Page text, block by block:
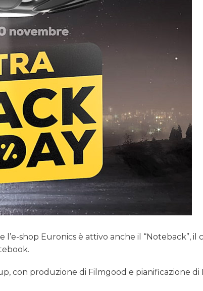
shop Euronics è attivo anche il “Noteback”, il
con produzione di Filmgood e pianificazione di